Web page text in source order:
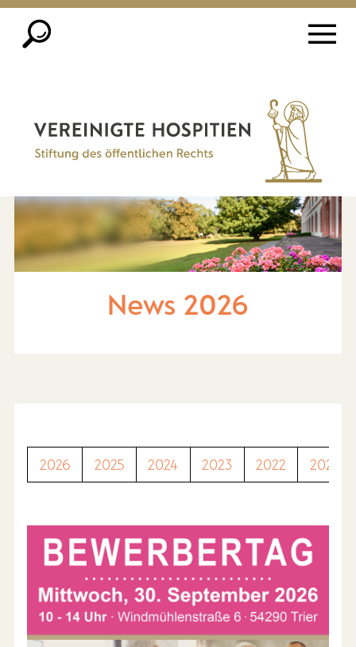
News 2026
2026 2025 2024 2023 2022 2021